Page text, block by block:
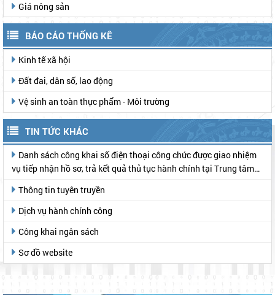
Giá nông sản
BÁO CÁO THỐNG KÊ
Kinh tế xã hội
Đất đai, dân số, lao động
Vệ sinh an toàn thực phẩm - Môi trường
TIN TỨC KHÁC
vụ tiếp nhận hồ sơ, trả kết quả thủ tục hành chính tại Trung tâm
Thông tin tuyên truyền
Dịch vụ hành chính công
Công khai ngân sách
Sơ đồ website